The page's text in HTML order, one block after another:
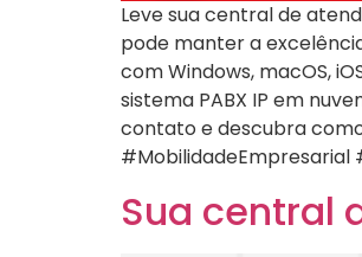
Leve sua central de
pode manter a
com Windows, macOS,
sistema PABX IP em
contato e descubra
#MobilidadeEmpresarial
Sua central